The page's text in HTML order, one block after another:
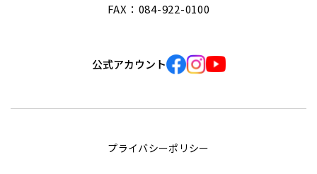
FAX：084-922-0100
公式アカウント
プライバシーポリシー